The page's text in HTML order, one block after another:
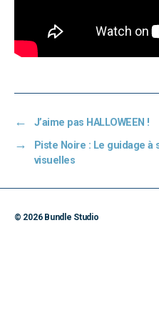
← J’aime pas HALLOWEEN !
→
Piste Noire : Le guidage
visuelles
© 2026 Bundle Studio